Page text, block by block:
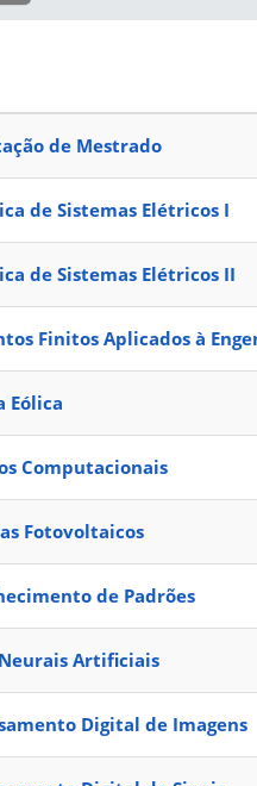
de Mestrado
de Sistemas Elétricos I
de Sistemas Elétricos II
Finitos Aplicados à
Eólica
Computacionais
Fotovoltaicos
de Padrões
Artificiais
Digital de Imagens